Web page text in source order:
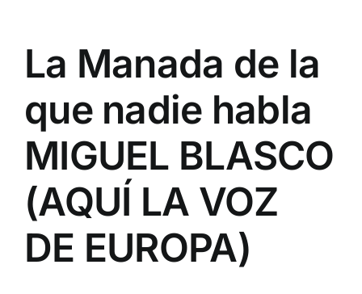
La Manada de la
que nadie habla
MIGUEL BLASCO
(AQUÍ LA VOZ
DE EUROPA)